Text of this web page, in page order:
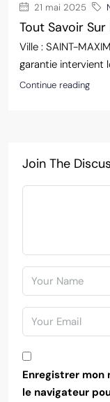
21 mai 2025
Tout Savoir
Ville : SAINT-
garantie intervient
Continue reading
Join The
Enregistrer mon
le navigateur